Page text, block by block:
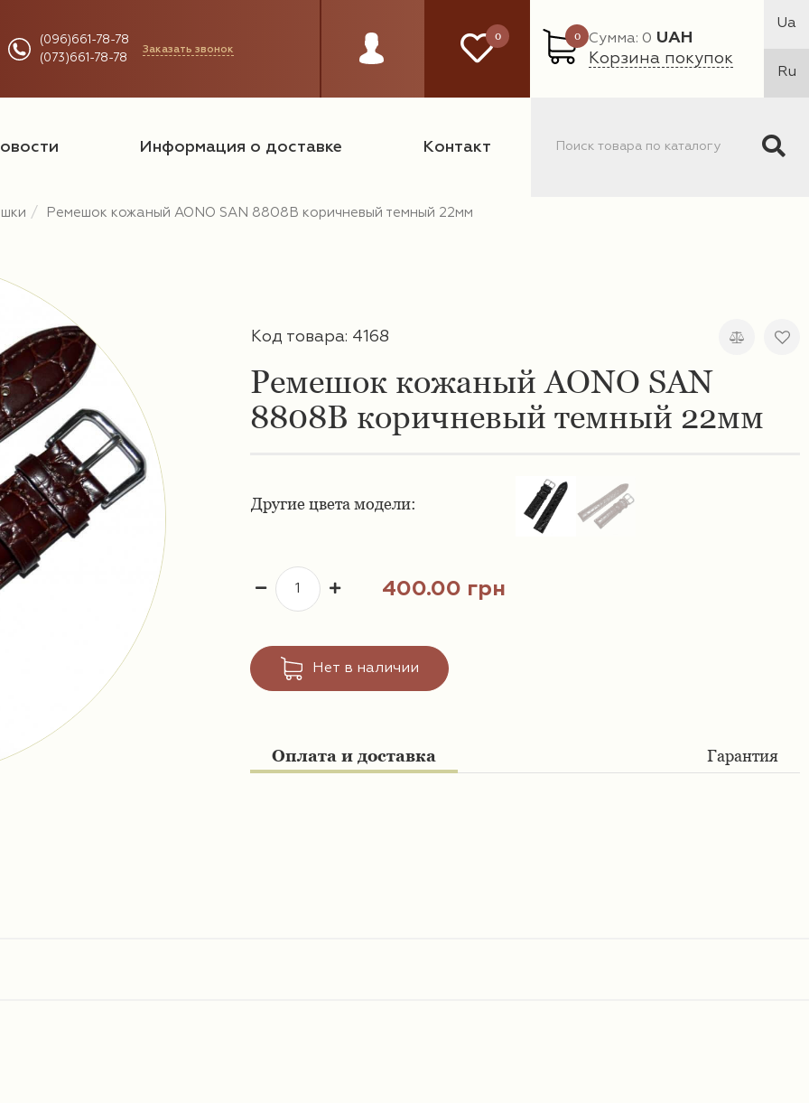
(096)661-78-78
(073)661-78-78
Заказать звонок
0 0 Сумма: 0 UAH
Корзина покупок
Ua
Ru
Информация о доставке Контакт
Ремешок кожаный AONO SAN 8808B коричневый темный 22мм
Код товара: 4168
Ремешок кожаный AONO SAN
8808B коричневый темный 22мм
Другие цвета модели:
400.00 грн
Нет в наличии
Оплата и доставка Гарантия